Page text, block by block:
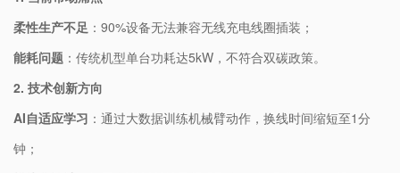
柔性生产不足 ：90%设备无法兼容无线充电线圈插装；
能耗问题 ：传统机型单台功耗达5kW，不符合双碳政策。
2. 技术创新方向
AI自适应学习 ：通过大数据训练机械臂动作，换线时间缩短至1分
钟；